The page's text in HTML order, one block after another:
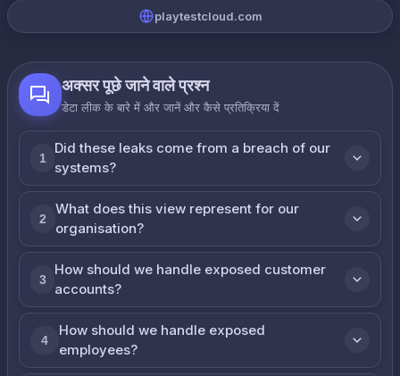
playtestcloud.com
अक्सर पूछे जाने वाले प्रश्न
डेटा लीक के बारे में और जानें और कैसे प्रतिक्रिया दें
1
Did these leaks come from a breach of our
systems?
2
What does this view represent for our
organisation?
3
How should we handle exposed customer
accounts?
4
How should we handle exposed
employees?